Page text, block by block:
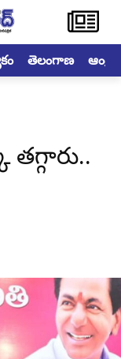
తెలంగాణ